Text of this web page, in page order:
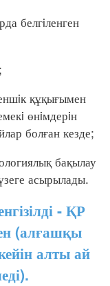
белгiленген
құқығымен
өнiмдерiн
болған кезде;
бақылау
асырылады.
- ҚР
(алғашқы
алты ай